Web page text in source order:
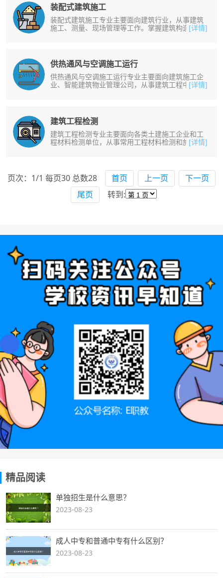
装配式建筑施工
装配式建筑施工专业主要面向建筑行业，从事建筑
施工、测量、现场管理等工作。掌握建筑构造、建
[详情]
供热通风与空调施工运行
供热通风与空调施工运行专业主要面向建筑施工企
业、智能建筑物业管理公司，从事建筑工程中室内
[详情]
建筑工程检测
建筑工程检测专业主要面向各类土建施工企业和工
程材料检测单位，从事常用工程材料检测和施工质
[详情]
页次：1/1 每页30 总数28 首页 上一页
下一页
尾页
转到:
精品阅读
单独招生是什么意思？
2023-08-23
成人中专和普通中专有什么区别？
2023-08-23